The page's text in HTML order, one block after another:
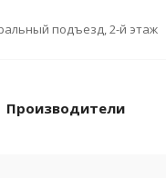
подъезд, 2-й этаж
Производители